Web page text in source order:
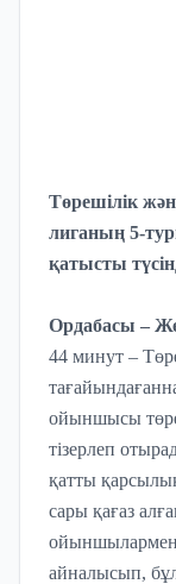
Төрешілік
лиганың 5-
қатысты
Ордабасы –
44 минут –
ойыншысы
тізерлеп
қатты
сары қағаз
ойыншылармен
айналысып,